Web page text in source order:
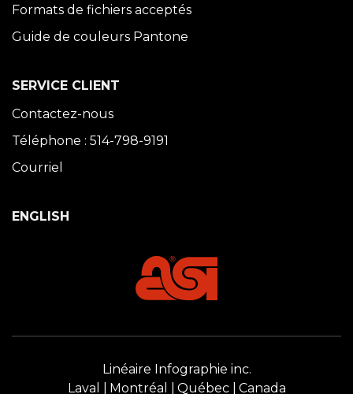
Formats de fichiers acceptés
Guide de couleurs Pantone
SERVICE CLIENT
Contactez-nous
Téléphone : 514-798-9191
Courriel
ENGLISH
Linéaire Infographie inc.
Laval
Montréal Québec Canada